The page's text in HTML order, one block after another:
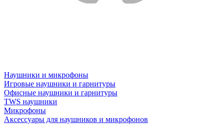
Наушники и микрофоны
Игровые наушники и гарнитуры
Офисные наушники и гарнитуры
TWS наушники
Микрофоны
Аксессуары для наушников и микрофонов